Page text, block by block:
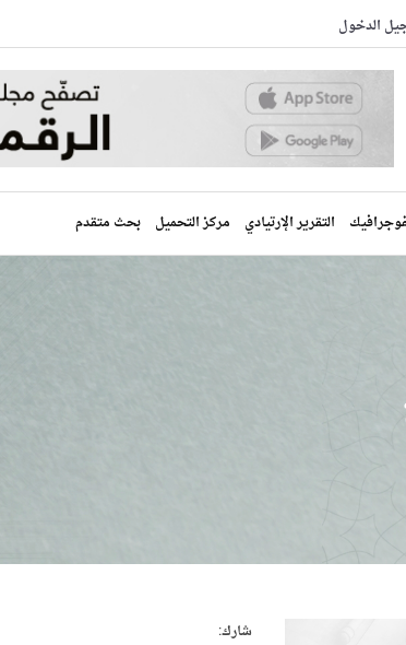
الدخول
التقرير الإرتيادي مركز التحميل بحث متقدم
شارك: